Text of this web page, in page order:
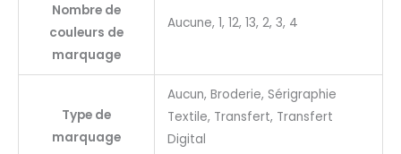
Nombre de
couleurs de
marquage
Aucune, 1, 12, 13, 2, 3, 4
Type de
marquage
Aucun, Broderie, Sérigraphie
Textile, Transfert, Transfert
Digital